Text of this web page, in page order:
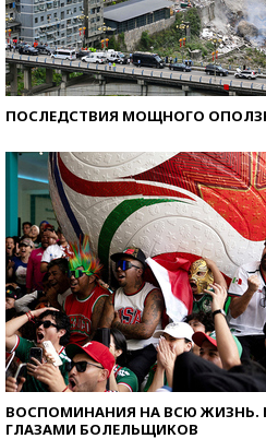
ПОСЛЕДСТВИЯ МОЩНОГО
ВОСПОМИНАНИЯ НА ВСЮ ЖИЗНЬ.
ГЛАЗАМИ БОЛЕЛЬЩИКОВ